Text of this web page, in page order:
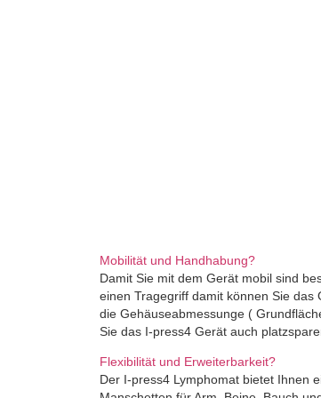
Mobilität und Handhabung?
Damit Sie mit dem Gerät mobil sind
einen Tragegriff damit können Sie das
die Gehäuseabmessunge (
Sie das I-press4 Gerät auch
Flexibilität und Erweiterbarkeit?
Der I-press4 Lymphomat bietet Ihnen